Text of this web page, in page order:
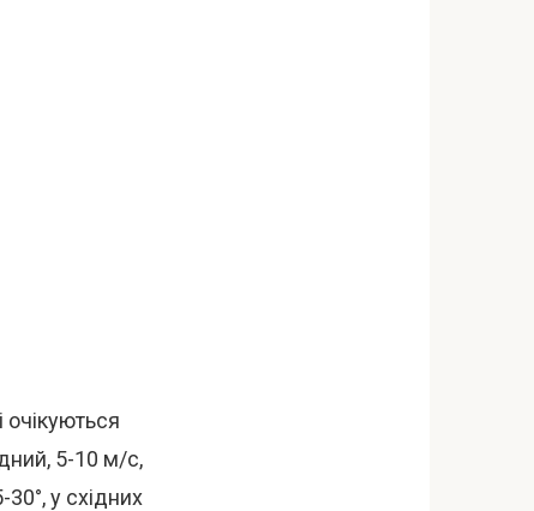
очікуються
5-10 м/с,
у східних